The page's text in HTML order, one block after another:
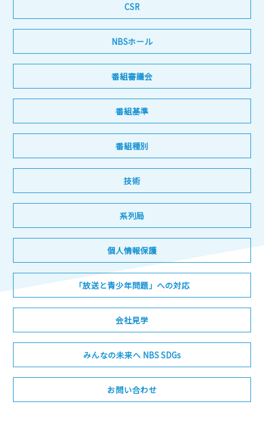
CSR
NBSホール
番組審議会
番組基準
番組種別
技術
系列局
個人情報保護
「放送と青少年問題」への対応
会社見学
みんなの未来へ NBS SDGs
お問い合わせ